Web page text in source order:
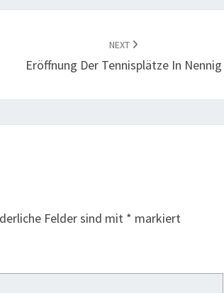
NEXT
Eröffnung Der Tennisplätze In Nennig
Felder sind mit * markiert